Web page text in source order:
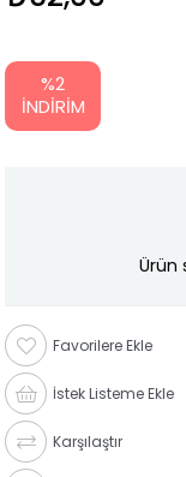
%2
İNDIRIM
Ürün
Favorilere Ekle
İstek Listeme Ekle
Karşılaştır